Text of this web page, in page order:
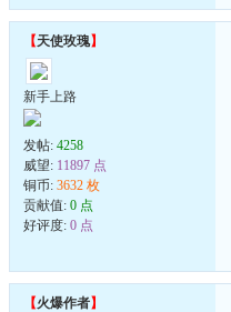
【天使玫瑰】
新手上路
发帖: 4258
威望: 11897 点
铜币: 3632 枚
贡献值: 0 点
好评度: 0 点
【火爆作者】